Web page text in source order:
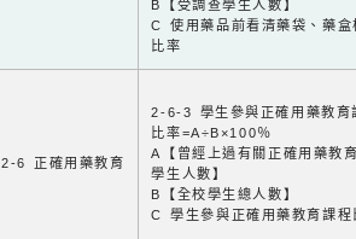
B【受調查學生人數】
C 使用藥品前看清藥袋、藥盒
比率
2-6 正確用藥教育
2-6-3 學生參與正確用藥教育
比率=A÷B×100％
A【曾經上過有關正確用藥教
學生人數】
B【全校學生總人數】
C 學生參與正確用藥教育課程